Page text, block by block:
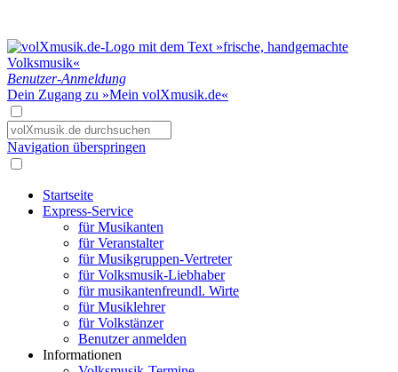
Benutzer-Anmeldung
Dein Zugang zu »Mein volXmusik.de«
Navigation überspringen
Startseite
Express-Service
für Musikanten
für Veranstalter
für Musikgruppen-Vertreter
für Volksmusik-Liebhaber
für musikantenfreundl. Wirte
für Musiklehrer
für Volkstänzer
Benutzer anmelden
Informationen